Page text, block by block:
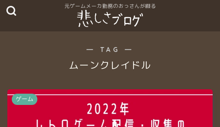
― TAG ―
ムーンクレイドル
ゲーム